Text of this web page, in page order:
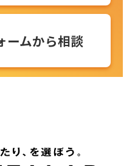
ームから相談